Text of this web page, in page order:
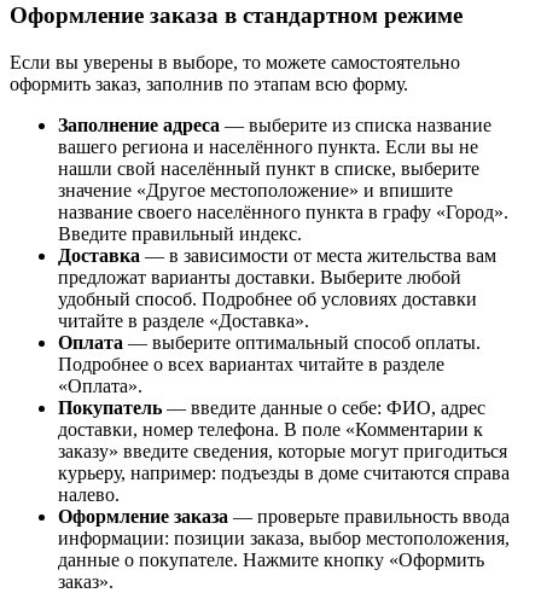
Оформление заказа в стандартном режиме
Если вы уверены в выборе, то можете самостоятельно
оформить заказ, заполнив по этапам всю форму.
Заполнение адреса — выберите из списка название
вашего региона и населённого пункта. Если вы не
нашли свой населённый пункт в списке, выберите
значение «Другое местоположение» и впишите
название своего населённого пункта в графу «Город».
Введите правильный индекс.
Доставка — в зависимости от места жительства вам
предложат варианты доставки. Выберите любой
удобный способ. Подробнее об условиях доставки
читайте в разделе «Доставка».
Оплата — выберите оптимальный способ оплаты.
Подробнее о всех вариантах читайте в разделе
«Оплата».
Покупатель — введите данные о себе: ФИО, адрес
доставки, номер телефона. В поле «Комментарии к
заказу» введите сведения, которые могут пригодиться
курьеру, например: подъезды в доме считаются справа
налево.
Оформление заказа — проверьте правильность ввода
информации: позиции заказа, выбор местоположения,
данные о покупателе. Нажмите кнопку «Оформить
заказ».